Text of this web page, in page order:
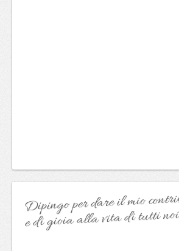
Dipingo per dare il mio
e di gioia alla vita di tutti